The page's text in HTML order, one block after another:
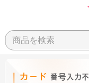
商品を検索